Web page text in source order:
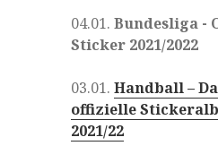
04.01.Bundesliga -
Sticker 2021/2022
03.01.Handball –
offizielle
2021/22